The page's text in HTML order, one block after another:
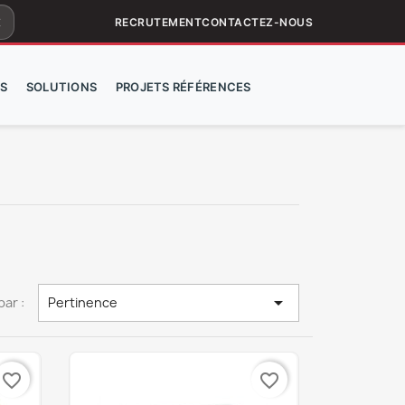
RECRUTEMENTCONTACTEZ-NOUS
SOLUTIONS PROJETS RÉFÉRENCES
: Pertinence 
favorite_border favorite_border